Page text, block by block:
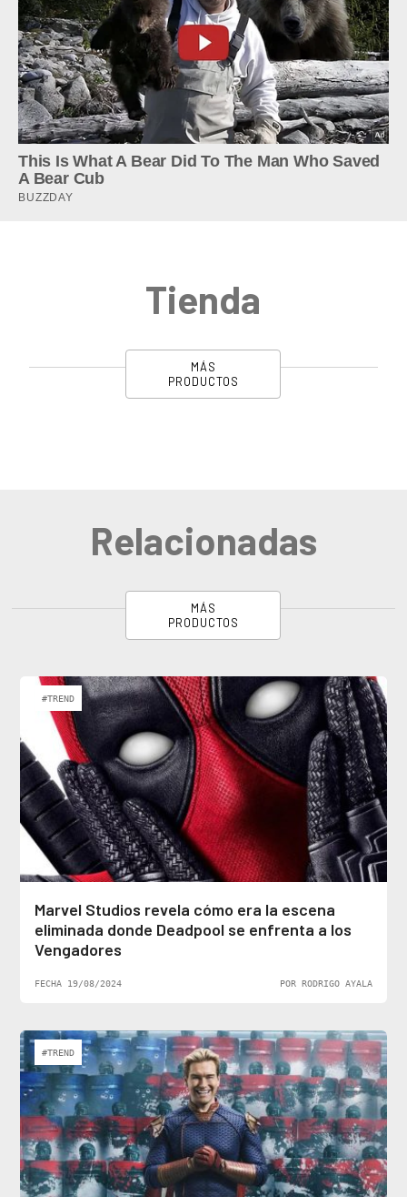
Tienda
MÁS
PRODUCTOS
Relacionadas
MÁS
PRODUCTOS
#TREND
Marvel Studios revela cómo era la escena
eliminada donde Deadpool se enfrenta a los
Vengadores
FECHA 19/08/2024 POR RODRIGO AYALA
#TREND